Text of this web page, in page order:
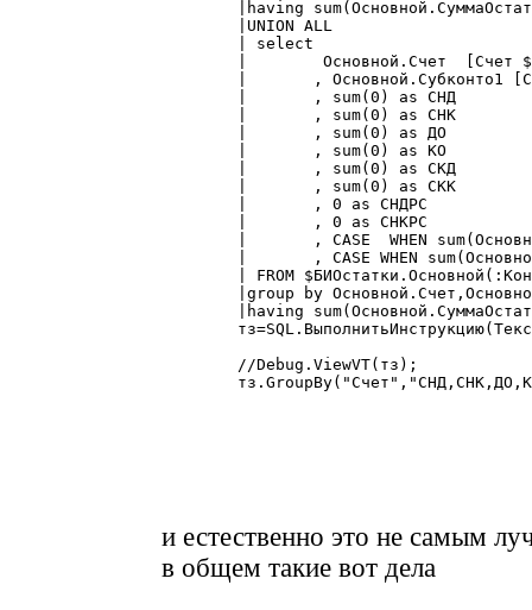
и естественно это не самым
в общем такие вот дела